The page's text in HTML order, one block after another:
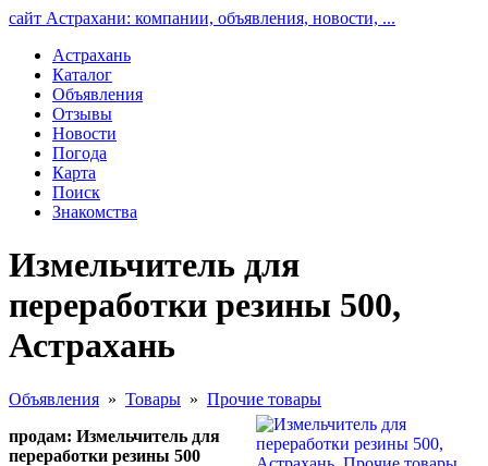
сайт Астрахани: компании, объявления, новости, ...
Астрахань
Каталог
Объявления
Отзывы
Новости
Погода
Карта
Поиск
Знакомства
Измельчитель для
переработки резины 500,
Астрахань
Объявления » Товары » Прочие товары
продам: Измельчитель для
переработки резины 500